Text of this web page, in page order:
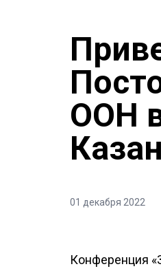
ООН
01 декабря 2022
Конференция